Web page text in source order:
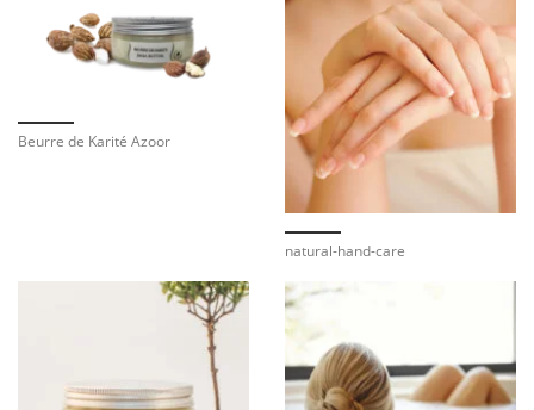
Beurre de Karité Azoor
natural-hand-care